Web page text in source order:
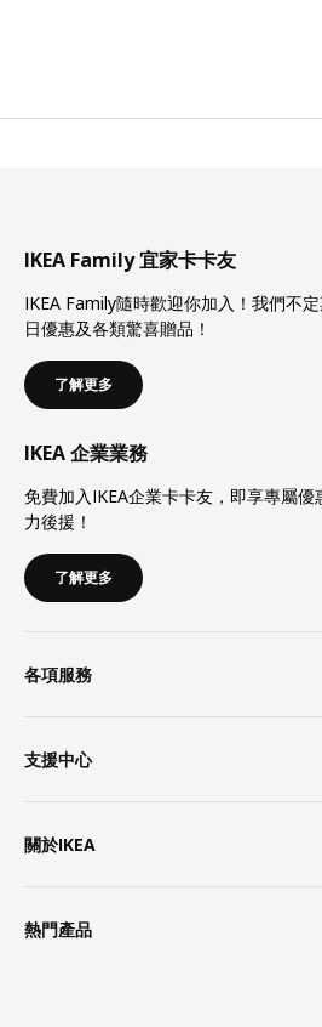
IKEA Family 宜家卡卡友
IKEA Family隨時歡迎你加入！我們不
日優惠及各類驚喜贈品！
了解更多
IKEA 企業業務
免費加入IKEA企業卡卡友，即享專屬
力後援！
了解更多
各項服務
支援中心
關於IKEA
熱門產品